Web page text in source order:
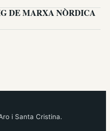
DE MARXA NÒRDICA
i Santa Cristina.